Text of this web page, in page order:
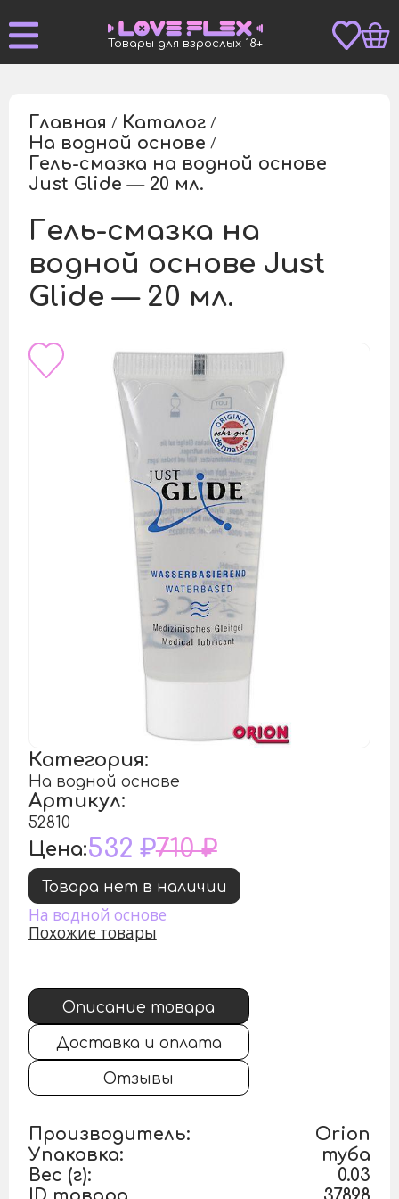
Товары для взрослых 18+
Главная / Каталог /
На водной основе /
Гель-смазка на водной основе
Just Glide — 20 мл.
Гель-смазка на
водной основе Just
Glide — 20 мл.
Категория:
На водной основе
Артикул:
52810
Цена:532 ₽710 ₽
Товара нет в наличии
На водной основе
Похожие товары
Описание товара
Доставка и оплата
Отзывы
Производитель:
Orion
Упаковка:
туба
Вес (г):
0.03